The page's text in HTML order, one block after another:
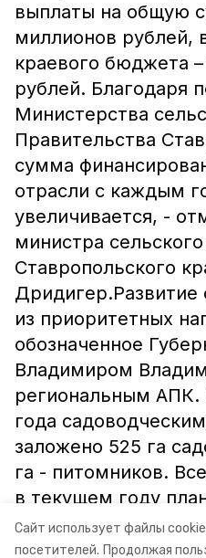
Сайт использует файлы
посетителей. Продолжая
выплаты на общую
миллионов рублей,
краевого бюджета
рублей. Благодаря
Министерства
Правительства
сумма
отрасли с каждым
увеличивается, -
министра
Ставропольского
Дридигер.Развитие
из приоритетных
обозначенное
Владимиром
региональным АПК.
года
заложено 525 га
га - питомников.
в текущем году
около 900 га
минсельхоз СК